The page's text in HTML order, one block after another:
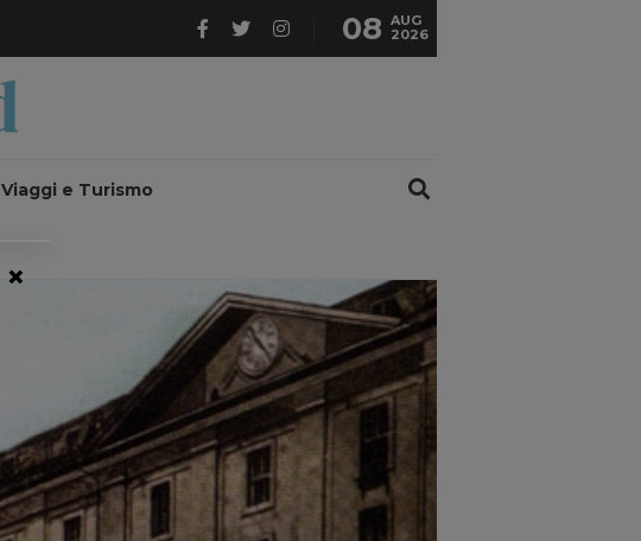
08 AUG
2026
Viaggi e Turismo
×